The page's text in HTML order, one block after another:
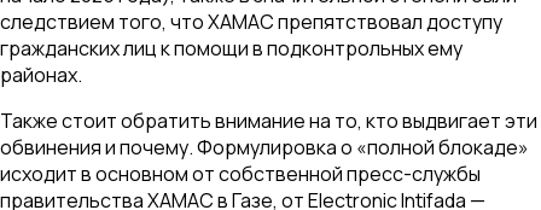
следствием того, что ХАМАС препятствовал доступу
гражданских лиц к помощи в подконтрольных ему
районах.
Также стоит обратить внимание на то, кто выдвигает эти
обвинения и почему. Формулировка о «полной блокаде»
исходит в основном от собственной пресс-службы
правительства ХАМАС в Газе, от Electronic Intifada —